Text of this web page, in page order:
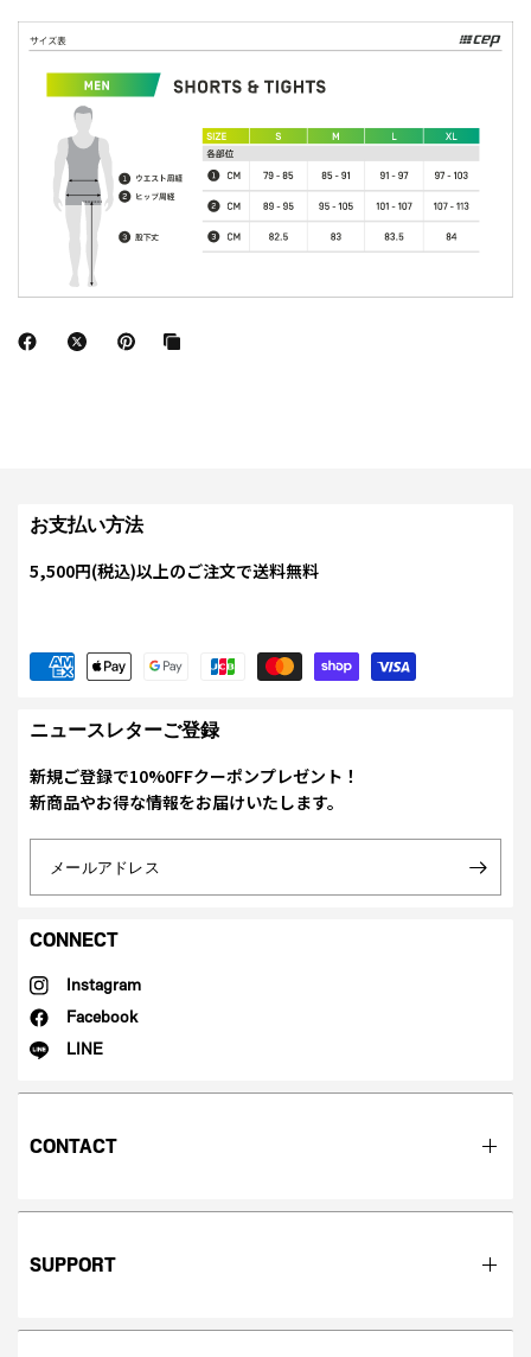
お支払い方法
5,500円(税込)以上のご注文で送料無料
ニュースレターご登録
新規ご登録で10%0FFクーポンプレゼント！
新商品やお得な情報をお届けいたします。
メールアドレス
CONNECT
Instagram
Facebook
LINE
CONTACT
SUPPORT